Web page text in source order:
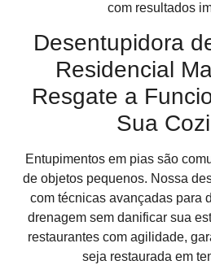
com resultados
Desentupidora
Residencial
Resgate a
Sua
Entupimentos em pias são
de objetos pequenos. Nossa
com técnicas avançadas para
drenagem sem danificar sua
restaurantes com agilidade,
seja restaurada em